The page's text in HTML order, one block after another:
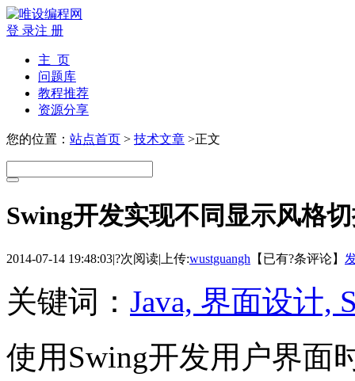
登 录注 册
主 页
问题库
教程推荐
资源分享
您的位置： 站点首页 > 技术文章 >正文
Swing开发实现不同显示风格
2014-07-14 19:48:03|?次阅读| 上传:wustguangh 【已有?条评论】
关键词： Java, 界面设计,
使用Swing开发用户界面